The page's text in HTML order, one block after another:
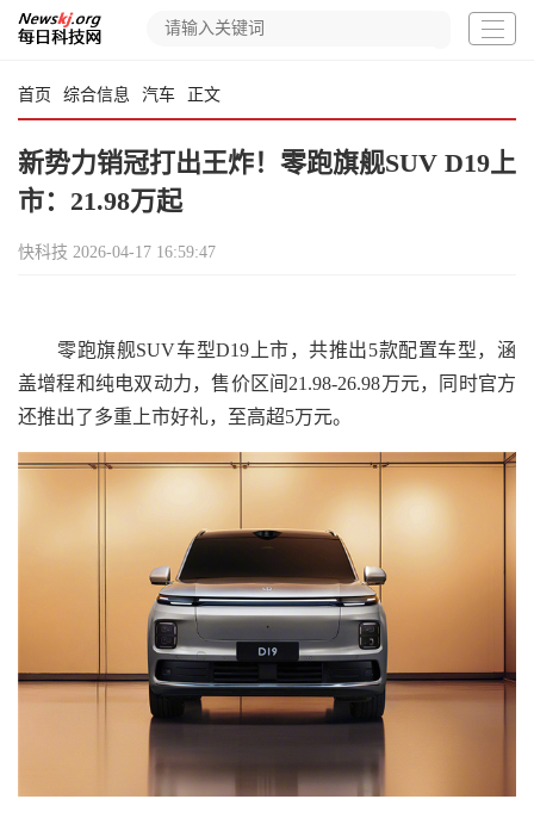
首页 综合信息 汽车 正文
新势力销冠打出王炸！零跑旗舰SUV D19上
市：21.98万起
快科技 2026-04-17 16:59:47
零跑旗舰SUV车型D19上市，共推出5款配置车型，涵
盖增程和纯电双动力，售价区间21.98-26.98万元，同时官方
还推出了多重上市好礼，至高超5万元。